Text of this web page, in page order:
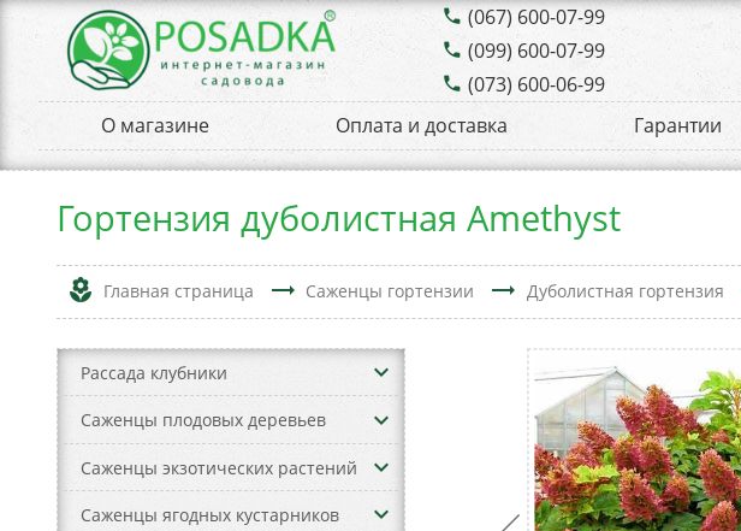
phone (067) 600-07-99
phone (099) 600-07-99
phone (073) 600-06-99
О магазине Оплата и доставка Гарантии
Гортензия дуболистная Amethyst
local_florist Главная страница trending_flat Саженцы гортензии trending_flat Дуболистная гортензия
Рассада клубники keyboard_arrow_down
Саженцы плодовых деревьев keyboard_arrow_down
Саженцы экзотических растений keyboard_arrow_down
Саженцы ягодных кустарников keyboard_arrow_down